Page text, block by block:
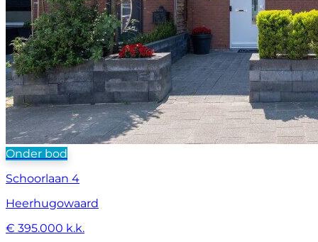
Onder bod
Schoorlaan 4
Heerhugowaard
€ 395.000 k.k.